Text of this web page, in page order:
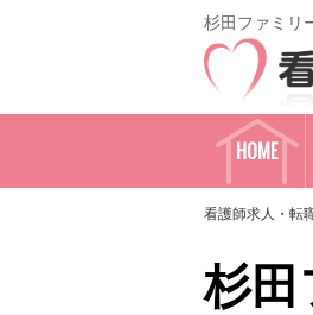
杉田ファミリ
HOME
看護師求人・転
杉田